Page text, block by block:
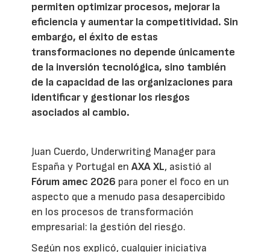
permiten optimizar procesos, mejorar la
eficiencia y aumentar la competitividad. Sin
embargo, el éxito de estas
transformaciones no depende únicamente
de la inversión tecnológica, sino también
de la capacidad de las organizaciones para
identificar y gestionar los riesgos
asociados al cambio.
Juan Cuerdo, Underwriting Manager para
España y Portugal enAXA XL, asistió al
Fórum amec 2026 para poner el foco en un
aspecto que a menudo pasa desapercibido
en los procesos de transformación
empresarial: la gestión del riesgo.
Según nos explicó, cualquier iniciativa